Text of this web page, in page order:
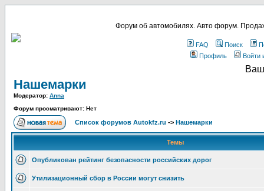
Форум об автомобилях. Авто форум.
FAQ Поиск
Профиль
Войти
Нашемарки
Модератор: Anna
Форум просматривают: Нет
Список форумов Autokfz.ru -> Нашемарки
Темы
Опубликован рейтинг безопасности российских дорог
Утилизационный сбор в России могут снизить